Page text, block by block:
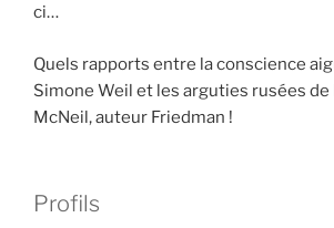
ci…
Quels rapports entre la conscience
Simone Weil et les arguties rusées
McNeil, auteur Friedman !
Profils